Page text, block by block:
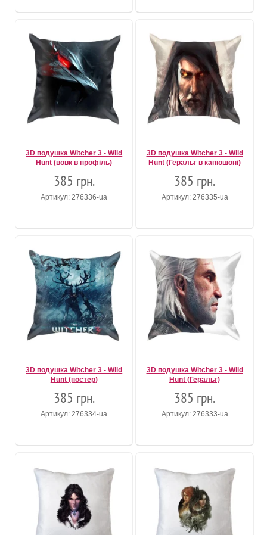
3D подушка Witcher 3 - Wild
Hunt (вовк в профіль)
385 грн.
Артикул: 276336-ua
3D подушка Witcher 3 - Wild
Hunt (Геральт в капюшоні)
385 грн.
Артикул: 276335-ua
3D подушка Witcher 3 - Wild
Hunt (постер)
385 грн.
Артикул: 276334-ua
3D подушка Witcher 3 - Wild
Hunt (Геральт)
385 грн.
Артикул: 276333-ua